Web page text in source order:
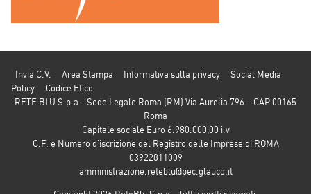
Invia C.V. Area Stampa Informativa sulla privacy
Social Media
Policy
Codice Etico
RETE BLU S.p.a - Sede Legale Roma (RM) Via Aurelia 796 – CAP 00165
Roma
Capitale sociale Euro 6.980.000,00 i.v
C.F. e Numero d’iscrizione del Registro delle Imprese di ROMA
03922811009
amministrazione.reteblu@pec.glauco.it